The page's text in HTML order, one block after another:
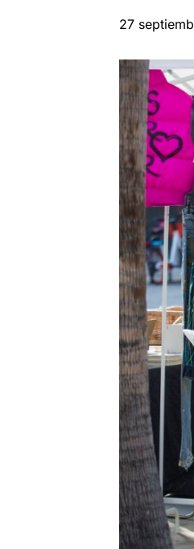
27